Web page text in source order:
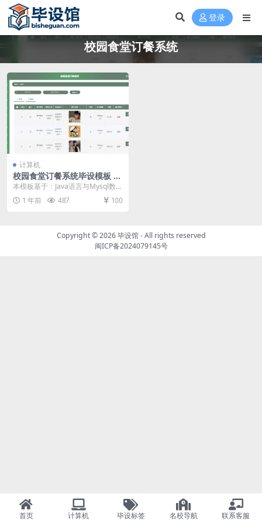
登录
校园食堂订餐系统
计算机
校园食堂订餐系统毕设模板 毕
业设计模板及毕业论文
本模板基于：Java语言与Mysql数据
库开发 系统功能实现 这个环节需要
使用前...
1 年前 487 100
Copyright © 2026毕设馆- All rights reserved
闽ICP备2024079145号
首页 计算机 毕设标签 名校导航 联系客服